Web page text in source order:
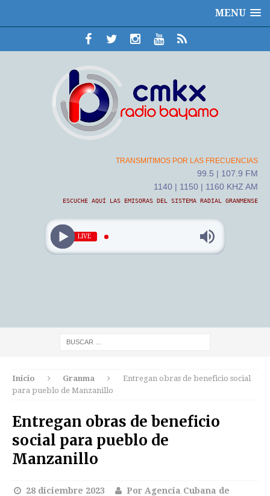
MENU
TRANSMITIMOS POR LAS FRECUENCIAS
99.5 | 107.9 FM
1140 | 1150 | 1160 KHZ AM
ESCUCHE AQUÍ LAS EMISORAS DEL SISTEMA RADIAL GRANMENSE
LIVE
Inicio Granma
Entregan obras de beneficio social
para pueblo de Manzanillo
Entregan obras de beneficio
social para pueblo de
Manzanillo
28 diciembre 2023
Por Agencia Cubana de